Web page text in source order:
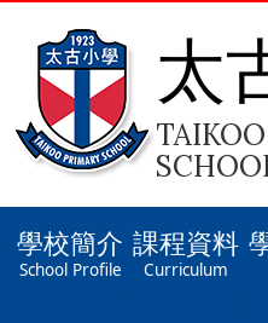
太
學校簡介
School Profile
課程資料
Curriculum